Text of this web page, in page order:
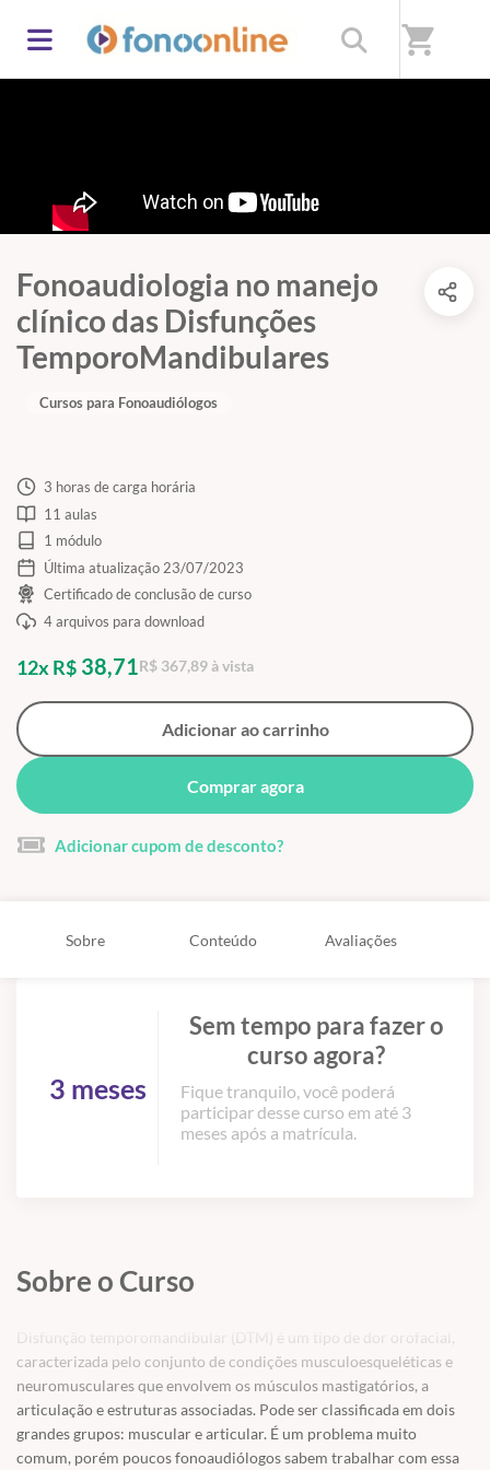
shopping_cart
Fonoaudiologia no manejo
clínico das Disfunções
TemporoMandibulares
Cursos para Fonoaudiólogos
3 horas de carga horária
11 aulas
1 módulo
Última atualização 23/07/2023
Certificado de conclusão de curso
4 arquivos para download
12x R$ 38,71 R$ 367,89 à vista
Adicionar ao carrinho
Comprar agora
Adicionar cupom de desconto?
Sobre Conteúdo Avaliações
3 meses
Sem tempo para fazer o
curso agora?
Fique tranquilo, você poderá
participar desse curso em até 3
meses após a matrícula.
Sobre o Curso
Disfunção temporomandibular (DTM) é um tipo de dor orofacial,
caracterizada pelo conjunto de condições musculoesqueléticas e
neuromusculares que envolvem os músculos mastigatórios, a
articulação e estruturas associadas. Pode ser classificada em dois
grandes grupos: muscular e articular. É um problema muito
comum, porém poucos fonoaudiólogos sabem trabalhar com essa